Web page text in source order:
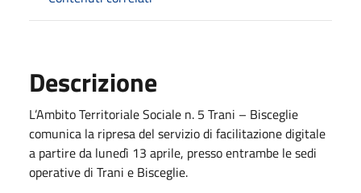
Descrizione
L’Ambito Territoriale Sociale n. 5 Trani – Bisceglie
comunica la ripresa del servizio di facilitazione digitale
a partire da lunedì 13 aprile, presso entrambe le sedi
operative di Trani e Bisceglie.